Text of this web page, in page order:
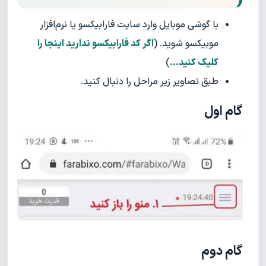
با گوشی موبایل وارد سایت فارابیکسو یا نرم‌افزار
موبیکسو شوید. (اگر کد فارابیکسو ندارید اینجا را
کلیک کنید...)
طبق تصاویر زیر مراحل را دنبال کنید.
گام اول
گام دوم